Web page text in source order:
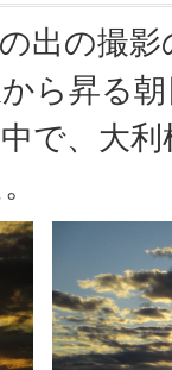
出の撮
ら昇る
で、大